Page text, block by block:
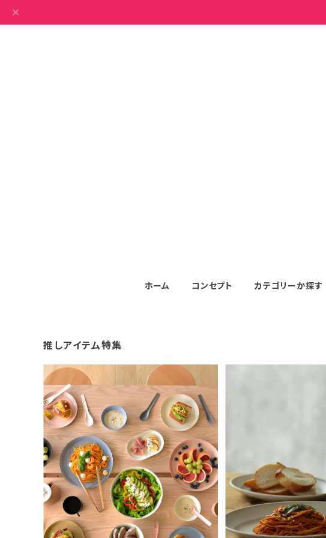
ホーム コンセプト カテゴリーか探す
推しアイテム特集